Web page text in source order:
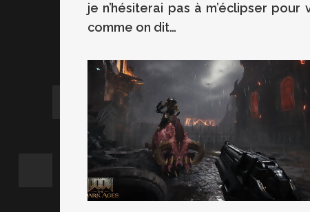
je n’hésiterai pas à m’éclipser
comme on dit…